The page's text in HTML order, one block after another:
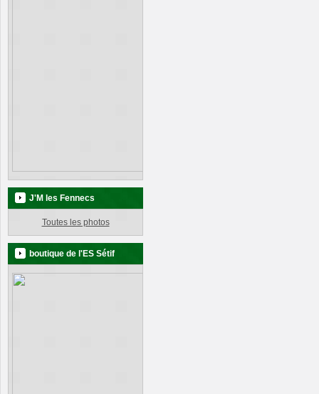
J'M les Fennecs
Toutes les photos
boutique de l'ES Sétif